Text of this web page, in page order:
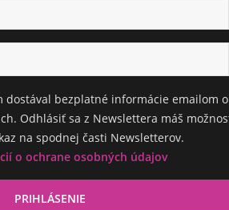
dostával bezplatné informácie emailom o
Odhlásiť sa z Newslettera máš
na spodnej časti Newsletterov.
o ochrane osobných údajov